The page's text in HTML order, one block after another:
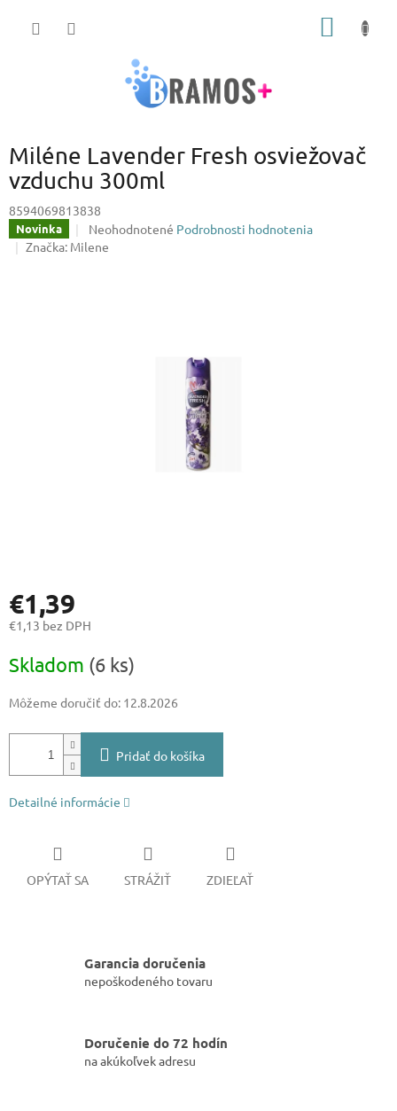
Miléne Lavender Fresh osviežovač
vzduchu 300ml
8594069813838
Novinka
Priemerné
hodnotenie
Neohodnotené Podrobnosti hodnotenia
Značka: Milene
€1,39
€1,13 bez DPH
cena:
Skladom (6 ks)
Môžeme doručiť do: 12.8.2026
Pridať do košíka
Detailné informácie
OPÝTAŤ SA STRÁŽIŤ ZDIEĽAŤ
Garancia doručenia
nepoškodeného tovaru
Doručenie do 72 hodín
na akúkoľvek adresu